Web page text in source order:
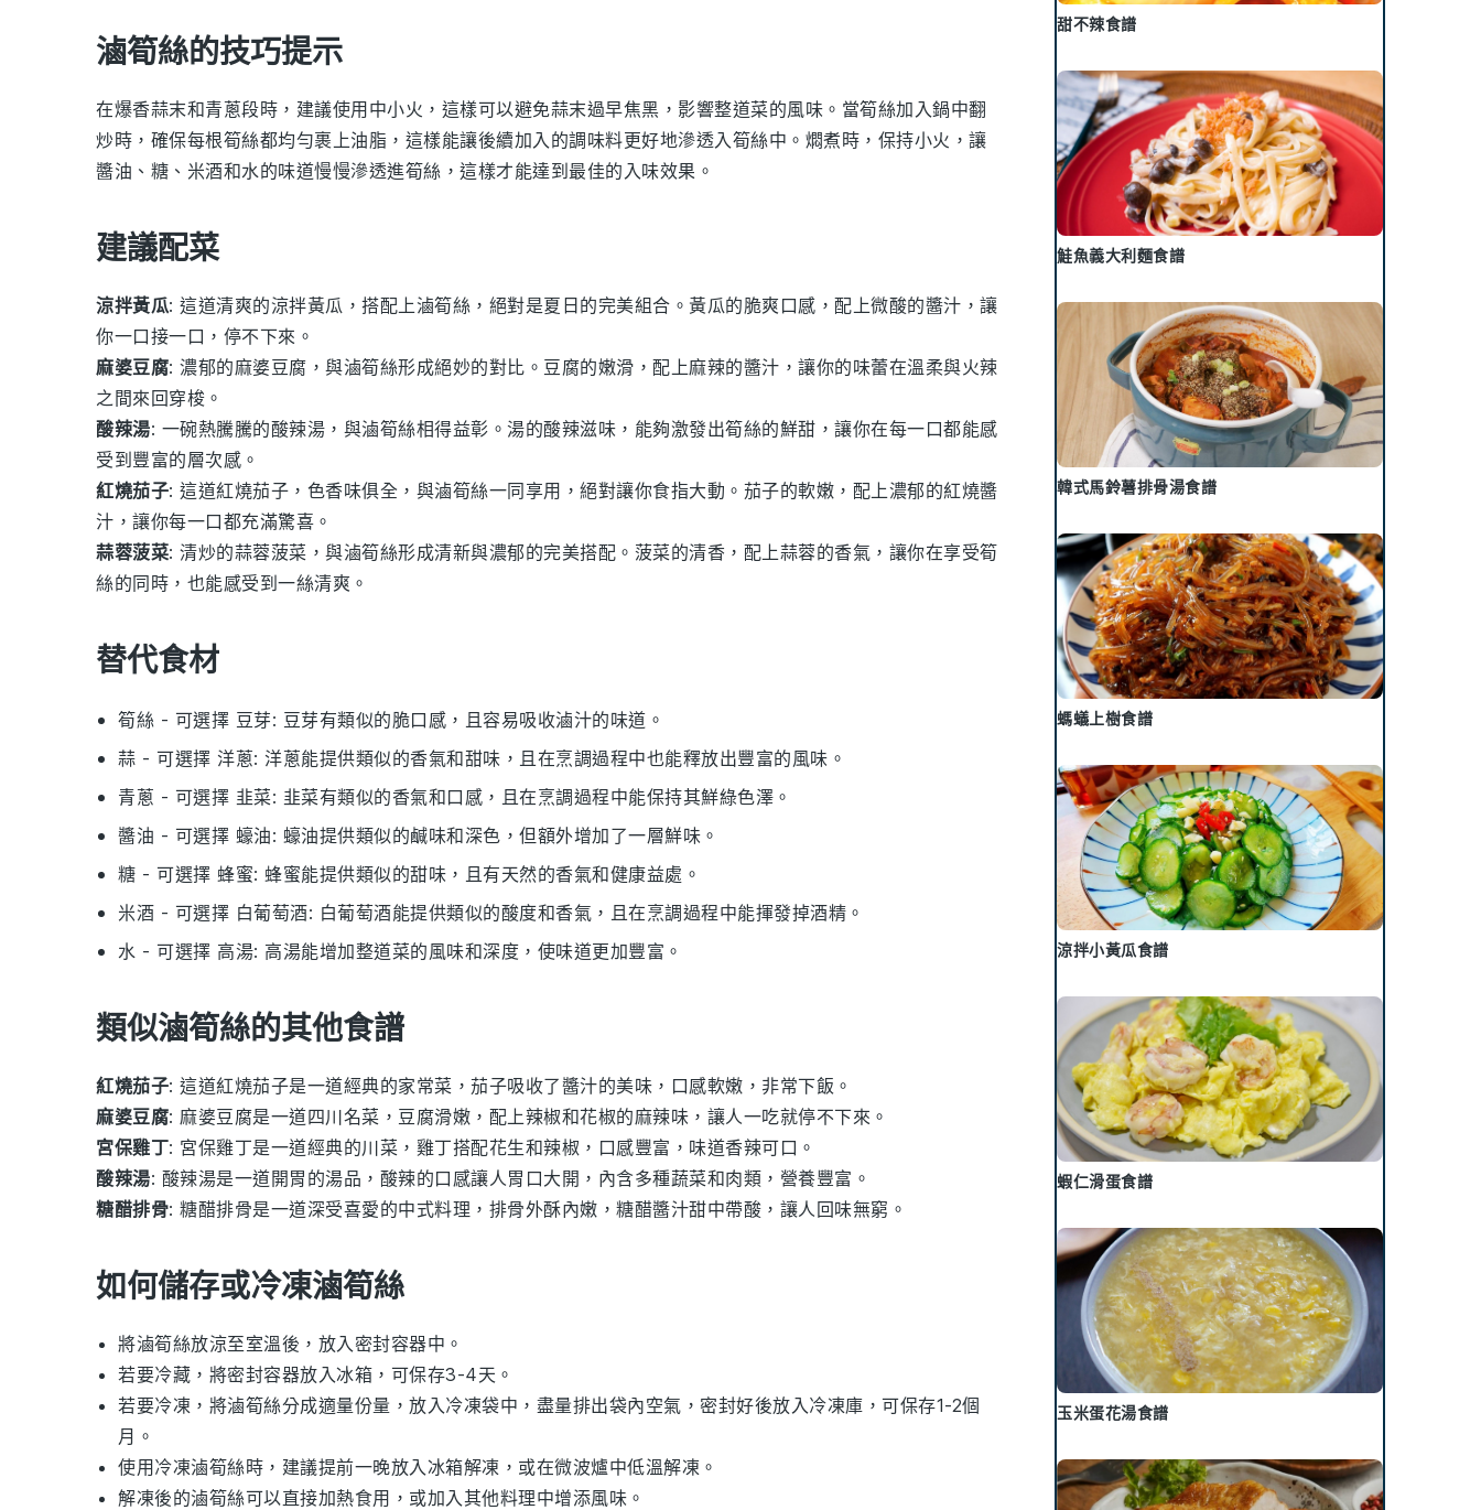
滷筍絲的技巧提示
在爆香蒜末和青蔥段時，建議使用中小火，這樣可以避免蒜末過早焦黑，影響整道菜的風味。當筍絲加入鍋中翻
炒時，確保每根筍絲都均勻裹上油脂，這樣能讓後續加入的調味料更好地滲透入筍絲中。燜煮時，保持小火，讓
醬油 、 糖 、 米酒和水的味道慢慢滲透進筍絲，這樣才能達到最佳的入味效果。
建議配菜
涼拌黃瓜: 這道清爽的涼拌黃瓜 ，搭配上滷筍絲 ，絕對是夏日的完美組合。 黃瓜的脆爽口感，配上微酸的醬汁，讓
你一口接一口，停不下來。
麻婆豆腐: 濃郁的麻婆豆腐 ，與滷筍絲形成絕妙的對比。 豆腐的嫩滑，配上麻辣的醬汁，讓你的味蕾在溫柔與火辣
之間來回穿梭。
酸辣湯: 一碗熱騰騰的酸辣湯 ，與滷筍絲相得益彰。 湯的酸辣滋味，能夠激發出筍絲的鮮甜，讓你在每一口都能感
受到豐富的層次感。
紅燒茄子: 這道紅燒茄子 ，色香味俱全，與滷筍絲一同享用，絕對讓你食指大動。 茄子的軟嫩，配上濃郁的紅燒醬
汁，讓你每一口都充滿驚喜。
蒜蓉菠菜: 清炒的蒜蓉菠菜 ，與滷筍絲形成清新與濃郁的完美搭配。 菠菜的清香，配上蒜蓉的香氣，讓你在享受筍
絲的同時，也能感受到一絲清爽。
替代食材
筍絲 - 可選擇 豆芽: 豆芽有類似的脆口感，且容易吸收滷汁的味道。
蒜 - 可選擇 洋蔥: 洋蔥能提供類似的香氣和甜味，且在烹調過程中也能釋放出豐富的風味。
青蔥 - 可選擇 韭菜: 韭菜有類似的香氣和口感，且在烹調過程中能保持其鮮綠色澤。
醬油 - 可選擇 蠔油: 蠔油提供類似的鹹味和深色，但額外增加了一層鮮味。
糖 - 可選擇 蜂蜜: 蜂蜜能提供類似的甜味，且有天然的香氣和健康益處。
米酒 - 可選擇 白葡萄酒: 白葡萄酒能提供類似的酸度和香氣，且在烹調過程中能揮發掉酒精。
水 - 可選擇 高湯: 高湯能增加整道菜的風味和深度，使味道更加豐富。
類似滷筍絲的其他食譜
紅燒茄子: 這道紅燒茄子是一道經典的家常菜 ，茄子吸收了醬汁的美味，口感軟嫩，非常下飯。
麻婆豆腐: 麻婆豆腐是一道四川名菜，豆腐滑嫩，配上辣椒和花椒的麻辣味，讓人一吃就停不下來。
宮保雞丁: 宮保雞丁是一道經典的川菜，雞丁搭配花生和辣椒，口感豐富，味道香辣可口。
酸辣湯: 酸辣湯是一道開胃的湯品 ，酸辣的口感讓人胃口大開，內含多種蔬菜和肉類，營養豐富。
糖醋排骨: 糖醋排骨是一道深受喜愛的中式料理 ，排骨外酥內嫩，糖醋醬汁甜中帶酸，讓人回味無窮。
如何儲存或冷凍滷筍絲
將滷筍絲放涼至室溫後，放入密封容器中。
若要冷藏，將密封容器放入冰箱，可保存3-4天。
若要冷凍，將滷筍絲分成適量份量，放入冷凍袋中，盡量排出袋內空氣，密封好後放入冷凍庫，可保存1-2個
月。
使用冷凍滷筍絲時，建議提前一晚放入冰箱解凍，或在微波爐中低溫解凍。
解凍後的滷筍絲可以直接加熱食用，或加入其他料理中增添風味。
甜不辣食譜
鮭魚義大利麵食譜
韓式馬鈴薯排骨湯食譜
螞蟻上樹食譜
涼拌小黃瓜食譜
蝦仁滑蛋食譜
玉米蛋花湯食譜